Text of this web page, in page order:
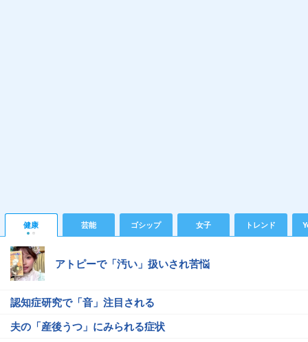
健康 芸能 ゴシップ 女子 トレンド
アトピーで「汚い」扱いされ苦悩
認知症研究で「音」注目される
夫の「産後うつ」にみられる症状